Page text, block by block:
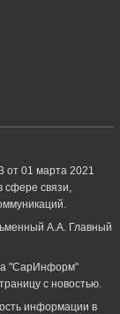
01 марта 2021
связи,
А.А. Главный
"СарИнформ"
с новостью.
информации в